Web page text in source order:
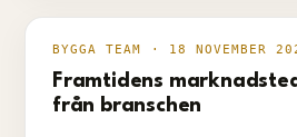
BYGGA TEAM · 18 NOVEMBER
Framtidens
från branschen